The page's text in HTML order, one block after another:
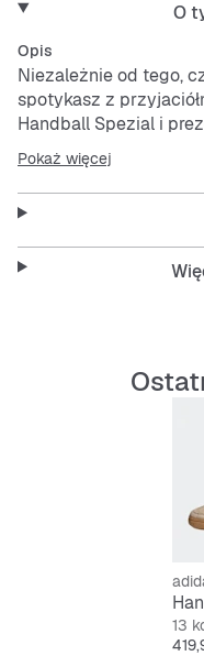
O
Opis
Niezależnie od tego,
spotykasz z
Handball Spezial i
Buty dla młodzieży,
łączą autentyczny
komfortem.
nadaje im tętniący
zapewnia
przejść przez dzień.
Sznurowane
Cholewka ze
Pokaż więcej
13